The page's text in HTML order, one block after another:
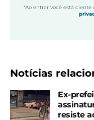
*Ao entrar você está
Notícias
Ex-
resiste